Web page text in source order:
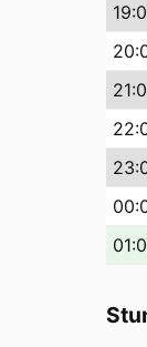
19
20
21
22
23
00
01